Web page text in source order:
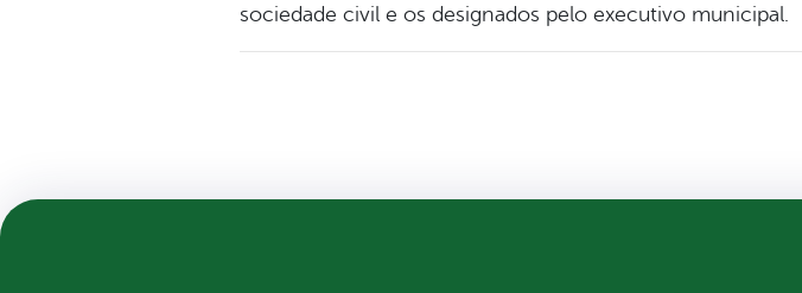
sociedade civil e os designados pelo executivo municipal.